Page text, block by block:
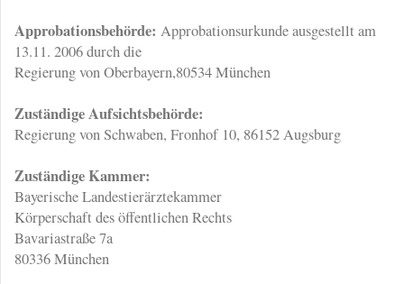
Approbationsbehörde: Approbationsurkunde ausgestellt am
13.11. 2006 durch die
Regierung von Oberbayern,80534 München
Zuständige Aufsichtsbehörde:
Regierung von Schwaben, Fronhof 10, 86152 Augsburg
Zuständige Kammer:
Bayerische Landestierärztekammer
Körperschaft des öffentlichen Rechts
Bavariastraße 7a
80336 München